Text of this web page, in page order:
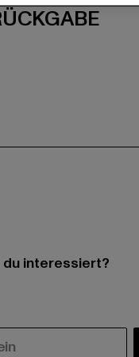
interessiert?